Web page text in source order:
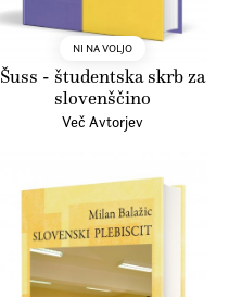
NI NA VOLJO
Šuss - študentska skrb za
slovenščino
Več Avtorjev